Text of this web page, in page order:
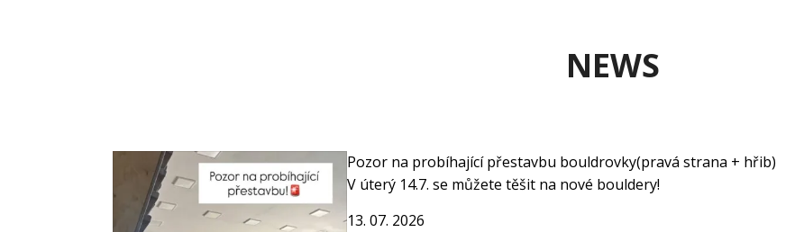
NEWS
Pozor na probíhající přestavbu bouldrovky(pravá strana + hřib)
V úterý 14.7. se můžete těšit na nové bouldery!
13. 07. 2026